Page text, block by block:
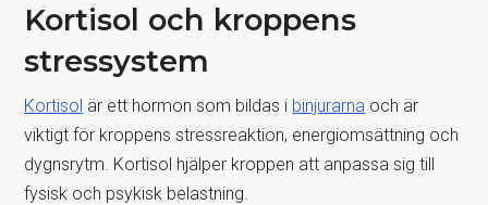
Kortisol och kroppens
stressystem
Kortisol är ett hormon som bildas i binjurarna och är
viktigt för kroppens stressreaktion, energiomsättning och
dygnsrytm. Kortisol hjälper kroppen att anpassa sig till
fysisk och psykisk belastning.